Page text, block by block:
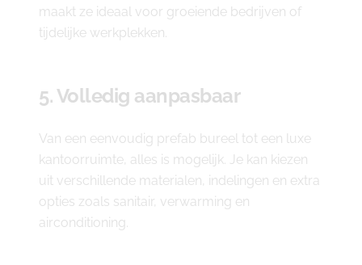
maakt ze ideaal voor groeiende bedrijven of
tijdelijke werkplekken.
5. Volledig aanpasbaar
Van een eenvoudig prefab bureel tot een luxe
kantoorruimte, alles is mogelijk. Je kan kiezen
uit verschillende materialen, indelingen en extra
opties zoals sanitair, verwarming en
airconditioning.